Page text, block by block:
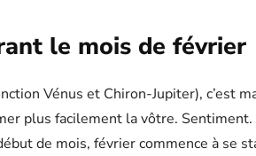
le mois de février
Vénus et Chiron-Jupiter), c’est
plus facilement la vôtre. Sentiment.
de mois, février commence à se